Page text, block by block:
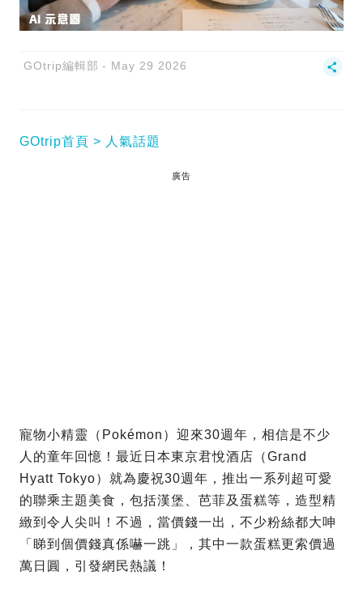
GOtrip編輯部 May 29 2026
GOtrip首頁 人氣話題
廣告
寵物小精靈（Pokémon）迎來30週年，相信是不少
人的童年回憶！最近日本東京君悅酒店（Grand
Hyatt Tokyo）就為慶祝30週年，推出一系列超可愛
的聯乘主題美食，包括漢堡、芭菲及蛋糕等，造型精
緻到令人尖叫！不過，當價錢一出，不少粉絲都大呻
「睇到個價錢真係嚇一跳」，其中一款蛋糕更索價過
萬日圓，引發網民熱議！